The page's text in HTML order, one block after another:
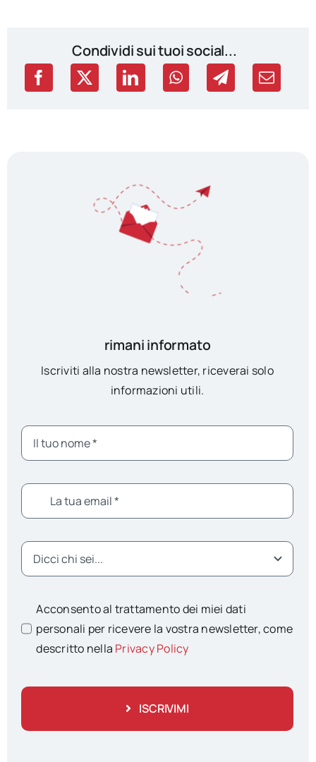
Condividi sui tuoi social...
rimani informato
Iscriviti alla nostra newsletter, riceverai solo
informazioni utili.
Acconsento al trattamento dei miei dati
personali per ricevere la vostra newsletter, come
descritto nella Privacy Policy
ISCRIVIMI